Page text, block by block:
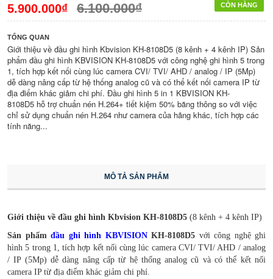
CÒN HÀNG
5.900.000₫ 6.100.000₫
TỔNG QUAN
Giới thiệu về đầu ghi hình Kbvision KH-8108D5 (8 kênh + 4 kênh IP) Sản
phẩm đầu ghi hình KBVISION KH-8108D5 với công nghệ ghi hình 5 trong
1, tích hợp kết nối cùng lúc camera CVI/ TVI/ AHD / analog / IP (5Mp)
dễ dàng nâng cấp từ hệ thống analog cũ và có thể kết nối camera IP từ
địa điểm khác giảm chi phí. Đầu ghi hình 5 in 1 KBVISION KH-
8108D5 hỗ trợ chuẩn nén H.264+ tiết kiệm 50% băng thông so với việc
chỉ sử dụng chuẩn nén H.264 như camera của hãng khác, tích hợp các
tính năng...
MÔ TẢ SẢN PHẨM
Giới thiệu về đầu ghi hình Kbvision KH-8108D5 (8 kênh + 4 kênh IP)
Sản phẩm đầu ghi hình KBVISIONKH-8108D5 với công nghệ ghi
hình 5 trong 1, tích hợp kết nối cùng lúc camera CVI/ TVI/ AHD / analog
/ IP (5Mp) dễ dàng nâng cấp từ hệ thống analog cũ và có thể kết nối
camera IP từ địa điểm khác giảm chi phí.